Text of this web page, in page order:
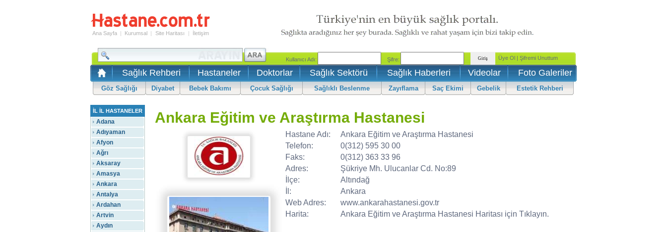
Ana Sayfa | Kurumsal | Site Haritası | İletişim
Sağlık Rehberi Hastaneler Doktorlar Sağlık Sektörü Sağlık Haberleri Videolar Foto Galeriler
Göz Sağlığı Diyabet Bebek Bakımı Çocuk Sağlığı Sağlıklı Beslenme Zayıflama Saç Ekimi Gebelik Estetik Rehberi
İL İL HASTANELER
Adana
Adıyaman
Afyon
Ağrı
Aksaray
Amasya
Ankara
Antalya
Ardahan
Artvin
Aydın
Ankara Eğitim ve Araştırma Hastanesi
Hastane Adı:
Ankara Eğitim ve Araştırma Hastanesi
Telefon:
0(312) 595 30 00
Faks:
0(312) 363 33 96
Adres:
Şükriye Mh. Ulucanlar Cd. No:89
İlçe:
Altındağ
İl:
Ankara
Web Adres:
www.ankarahastanesi.gov.tr
Harita:
Ankara Eğitim ve Araştırma Hastanesi Haritası için Tıklayın.